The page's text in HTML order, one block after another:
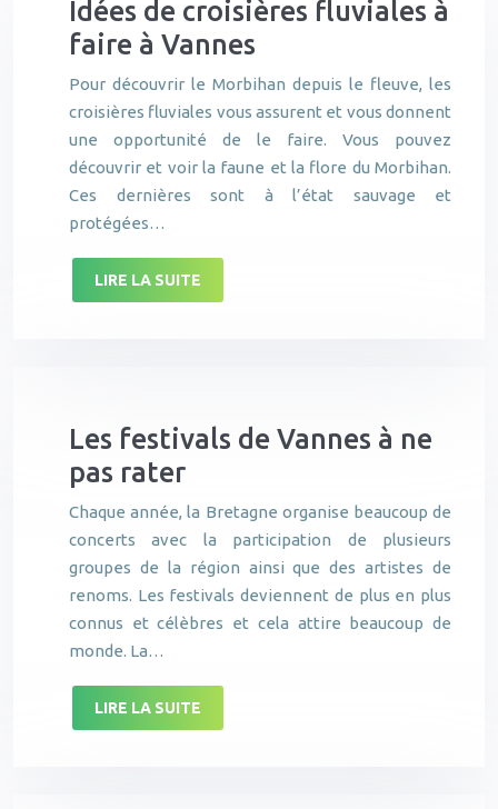
Idées de croisières fluviales à
faire à Vannes
Pour découvrir le Morbihan depuis le fleuve, les
croisières fluviales vous assurent et vous donnent
une opportunité de le faire. Vous pouvez
découvrir et voir la faune et la flore du Morbihan.
Ces dernières sont à l’état sauvage et
protégées…
LIRE LA SUITE
Les festivals de Vannes à ne
pas rater
Chaque année, la Bretagne organise beaucoup de
concerts avec la participation de plusieurs
groupes de la région ainsi que des artistes de
renoms. Les festivals deviennent de plus en plus
connus et célèbres et cela attire beaucoup de
monde. La…
LIRE LA SUITE